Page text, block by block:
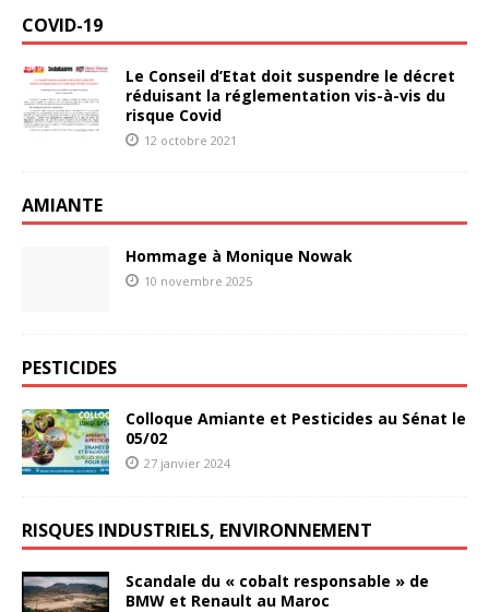
COVID-19
Le Conseil d’Etat doit suspendre le décret
réduisant la réglementation vis-à-vis du
risque Covid
12 octobre 2021
AMIANTE
Hommage à Monique Nowak
10 novembre 2025
PESTICIDES
Colloque Amiante et Pesticides au Sénat le
05/02
27 janvier 2024
RISQUES INDUSTRIELS, ENVIRONNEMENT
Scandale du « cobalt responsable » de
BMW et Renault au Maroc